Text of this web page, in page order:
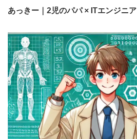
あっきー｜2児のパパ × ITエンジニア